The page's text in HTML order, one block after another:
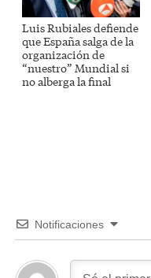
Luis Rubiales defiende
que España salga de la
organización de
“nuestro” Mundial si
no alberga la final
Notificaciones